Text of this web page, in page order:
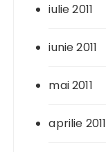
iulie 2011
iunie 2011
mai 2011
aprilie 2011